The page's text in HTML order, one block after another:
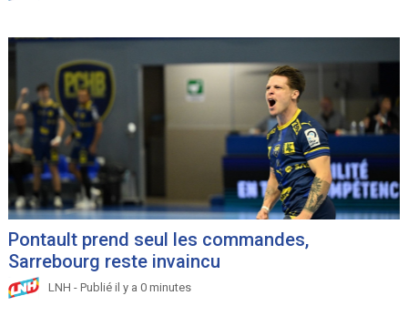
Pontault prend seul les commandes,
Sarrebourg reste invaincu
LNH - Publié il y a 0 minutes